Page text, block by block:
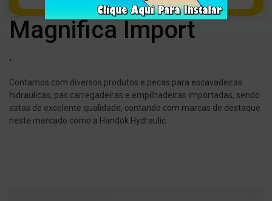
Magnifica Import
.
Contamos com diversos produtos e pecas para escavadeiras
hidraulicas, pas carregadeiras e empilhadeiras importadas, sendo
estas de excelente qualidade, contando com marcas de destaque
neste mercado como a Handok Hydraulic.